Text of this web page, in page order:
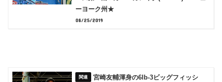
ーヨーク州★
08/25/2019
宮崎友輔渾身の6lb-3ビッグフィッシ